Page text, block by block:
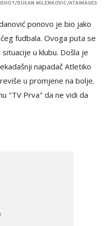
DUSAN MILENKOVIC/ATAIMAGES
ponovo je bio jako
fudbala. Ovoga puta se
u klubu. Došla je
napadač Atletiko
u promjene na bolje.
"TV Prva" da ne vidi da